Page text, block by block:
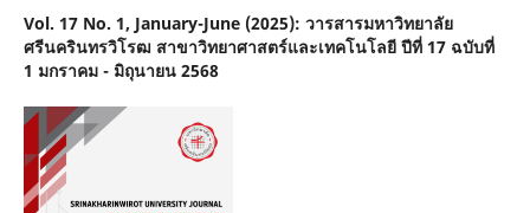
Vol. 17 No. 1, January-June (2025): วารสารมหาวิทยาลัย
ศรีนครินทรวิโรฒ สาขาวิทยาศาสตร์และเทคโนโลยี ปีที่ 17 ฉบับที่
1 มกราคม - มิถุนายน 2568